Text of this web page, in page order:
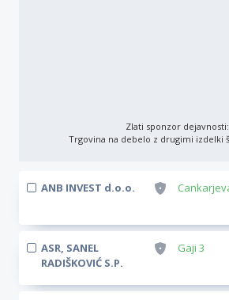
Zlati sponzor dejavnosti:
Trgovina na debelo z drugimi izdelki
ANB INVEST d.o.o.
ASR, SANEL
RADIŠKOVIĆ S.P.
Gaji 3